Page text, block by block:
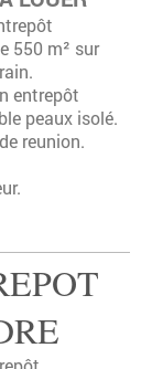
550 m² sur
entrepôt
peaux isolé.
reunion.